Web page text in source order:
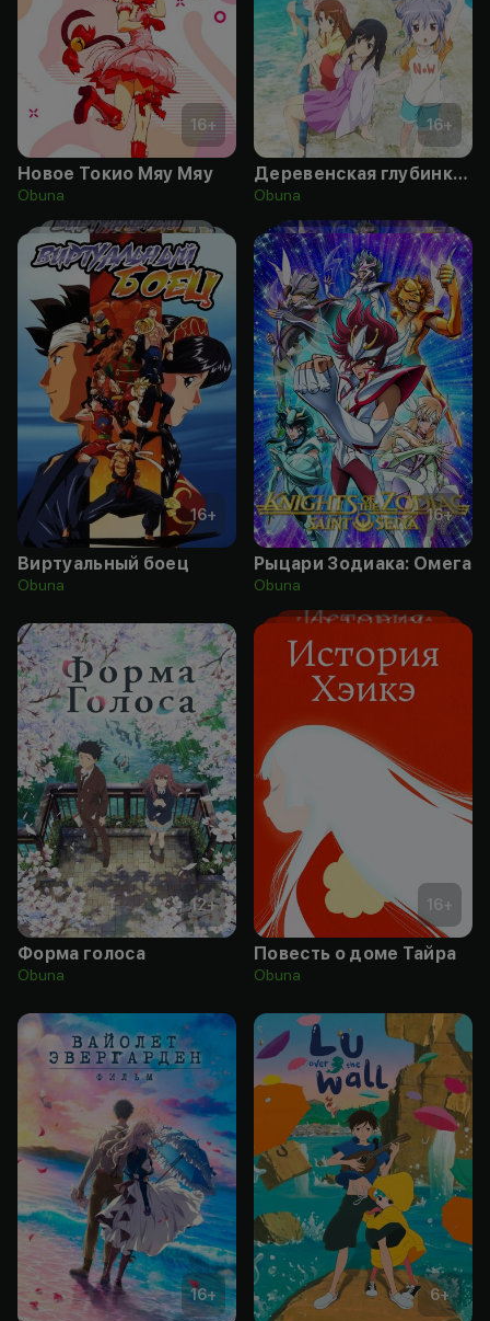
16+
Новое Токио Мяу Мяу
Obuna
16+
Деревенская глубинка: Каникулы
Obuna
16+
Виртуальный боец
Obuna
16+
Рыцари Зодиака: Омега
Obuna
12+
Форма голоса
Obuna
16+
Повесть о доме Тайра
Obuna
16+ 6+